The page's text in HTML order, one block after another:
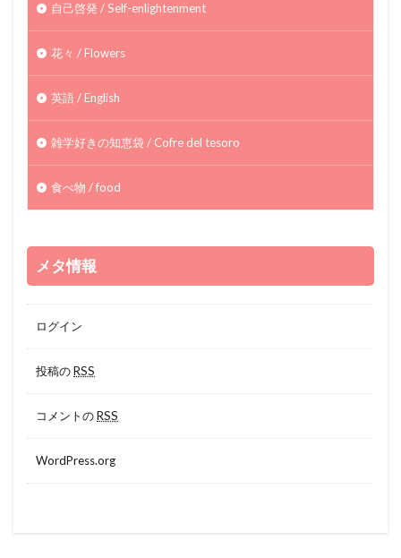
自己啓発 / Self-enlightenment
花々 / Flowers
英語 / English
雑学好きの知恵袋 / Cofre del tesoro
食べ物 / food
メタ情報
ログイン
投稿のRSS
コメントのRSS
WordPress.org